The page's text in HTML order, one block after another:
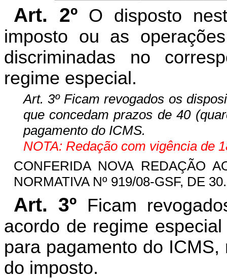
Art. 2º O disposto
imposto ou as
discriminadas no
regime especial.
Art. 3º Ficam revogados os
que concedam prazos de 40
pagamento do ICMS.
NOTA: Redação com vigência de
CONFERIDA NOVA REDAÇÃO
NORMATIVA Nº 919/08-GSF, DE
Art. 3º Ficam
acordo de regime
para pagamento do
do imposto.